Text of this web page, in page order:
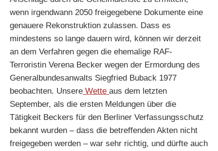
wenn irgendwann 2050 freigegebene Dokumente eine
genauere Rekonstruktion zulassen. Dass es
mindestens so lange dauern wird, können wir derzeit
an dem Verfahren gegen die ehemalige RAF-
Terroristin Verena Becker wegen der Ermordung des
Generalbundesanwalts Siegfried Buback 1977
beobachten. Unsere Wette aus dem letzten
September, als die ersten Meldungen über die
Tätigkeit Beckers für den Berliner Verfassungsschutz
bekannt wurden – dass die betreffenden Akten nicht
freigegeben werden – war sehr richtig, und dürfte auch